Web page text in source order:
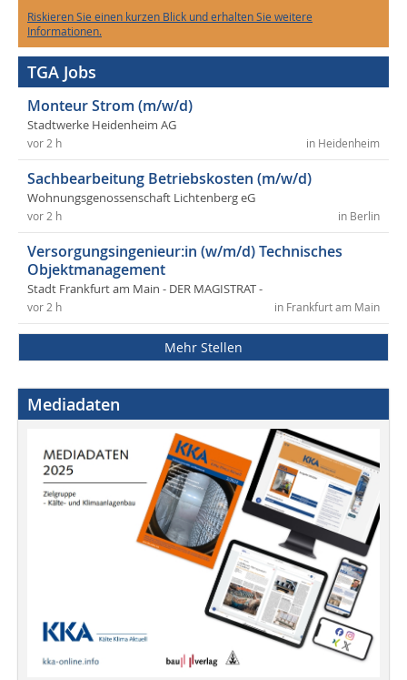
Riskieren Sie einen kurzen Blick und erhalten Sie weitere
Informationen.
TGA Jobs
Monteur Strom (m/w/d)
Stadtwerke Heidenheim AG
in Heidenheim
vor 2 h
Sachbearbeitung Betriebskosten (m/w/d)
Wohnungsgenossenschaft Lichtenberg eG
in Berlin
vor 2 h
Versorgungsingenieur:in (w/m/d) Technisches
Objektmanagement
Stadt Frankfurt am Main - DER MAGISTRAT -
in Frankfurt am Main
vor 2 h
Mehr Stellen
Mediadaten